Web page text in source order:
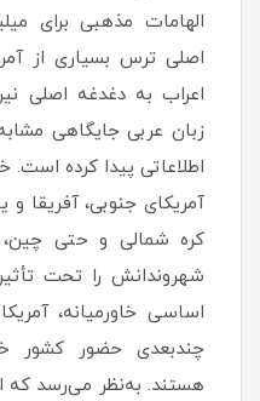
الهامات مذهبی برای
اصلی ترس بسیاری از
اعراب به دغدغه اصلی
زبان عربی جایگاهی
اطلاعاتی پیدا کرده است.
آمریکای جنوبی، آفریقا و
کره شمالی و حتی چین،
شهروندانش را تحت
اساسی خاورمیانه،
چندبعدی حضور کشور
هستند. به‌نظر می‌رسد که